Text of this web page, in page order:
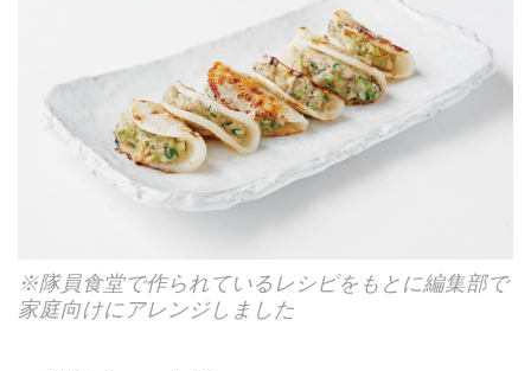
※隊員食堂で作られているレシピをもとに編集部で
家庭向けにアレンジしました